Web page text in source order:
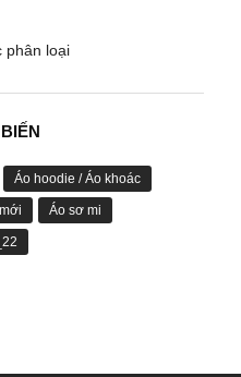
phân loại
Áo hoodie / Áo khoác
Áo sơ mi